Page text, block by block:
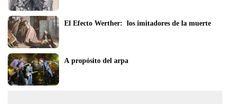
El Efecto Werther:  los imitadores de la muerte
A propósito del arpa